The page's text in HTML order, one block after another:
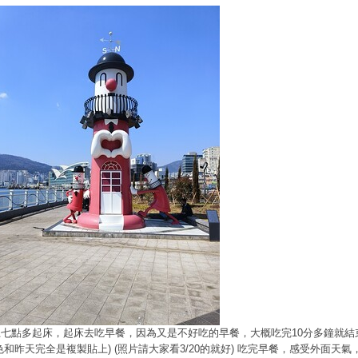
點多起床，起床去吃早餐，因為又是不好吃的早餐，大概吃完10分多鐘就結
和昨天完全是複製貼上) (照片請大家看3/20的就好) 吃完早餐，感受外面天氣